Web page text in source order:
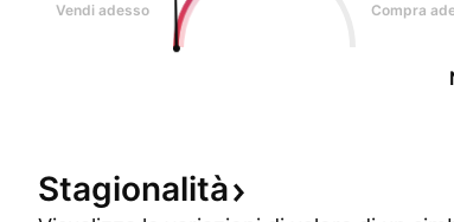
Vendi adesso Compra
Stagionalità